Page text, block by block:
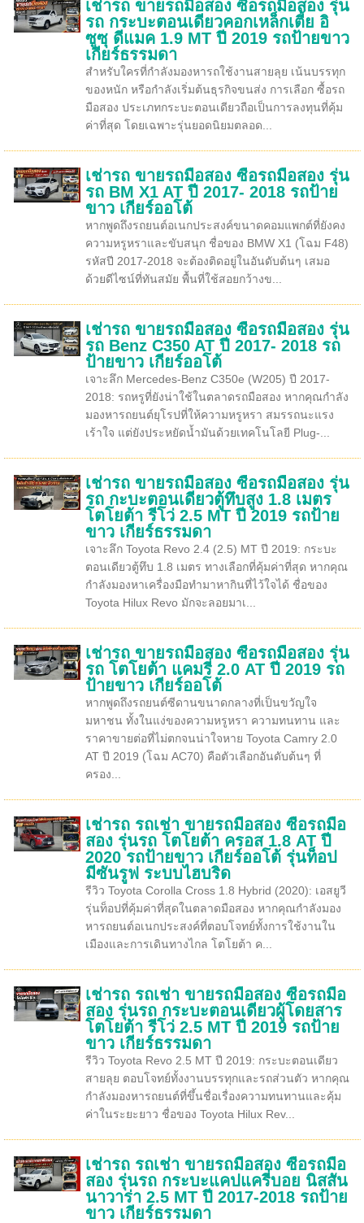
เช่ารถ ขายรถมือสอง ซื้อรถมือสอง รุ่น
รถ กระบะตอนเดียวคอกเหล็กเตี้ย อิ
ซูซุ ดีแมค 1.9 MT ปี 2019 รถป้ายขาว
เกียร์ธรรมดา
สำหรับใครที่กำลังมองหารถใช้งานสายลุย เน้นบรรทุก
ของหนัก หรือกำลังเริ่มต้นธุรกิจขนส่ง การเลือก ซื้อรถ
มือสอง ประเภทกระบะตอนเดียวถือเป็นการลงทุนที่คุ้ม
ค่าที่สุด โดยเฉพาะรุ่นยอดนิยมตลอด...
เช่ารถ ขายรถมือสอง ซื้อรถมือสอง รุ่น
รถ BM X1 AT ปี 2017- 2018 รถป้าย
ขาว เกียร์ออโต้
หากพูดถึงรถยนต์อเนกประสงค์ขนาดคอมแพกต์ที่ยังคง
ความหรูหราและขับสนุก ชื่อของ BMW X1 (โฉม F48)
รหัสปี 2017-2018 จะต้องติดอยู่ในอันดับต้นๆ เสมอ
ด้วยดีไซน์ที่ทันสมัย พื้นที่ใช้สอยกว้างข...
เช่ารถ ขายรถมือสอง ซื้อรถมือสอง รุ่น
รถ Benz C350 AT ปี 2017- 2018 รถ
ป้ายขาว เกียร์ออโต้
เจาะลึก Mercedes-Benz C350e (W205) ปี 2017-
2018: รถหรูที่ยังน่าใช้ในตลาดรถมือสอง หากคุณกำลัง
มองหารถยนต์ยุโรปที่ให้ความหรูหรา สมรรถนะแรง
เร้าใจ แต่ยังประหยัดน้ำมันด้วยเทคโนโลยี Plug-...
เช่ารถ ขายรถมือสอง ซื้อรถมือสอง รุ่น
รถ กะบะตอนเดียวตู้ทึบสูง 1.8 เมตร
โตโยต้า รีโว่ 2.5 MT ปี 2019 รถป้าย
ขาว เกียร์ธรรมดา
เจาะลึก Toyota Revo 2.4 (2.5) MT ปี 2019: กระบะ
ตอนเดียวตู้ทึบ 1.8 เมตร ทางเลือกที่คุ้มค่าที่สุด หากคุณ
กำลังมองหาเครื่องมือทำมาหากินที่ไว้ใจได้ ชื่อของ
Toyota Hilux Revo มักจะลอยมาเ...
เช่ารถ ขายรถมือสอง ซื้อรถมือสอง รุ่น
รถ โตโยต้า แคมรี่ 2.0 AT ปี 2019 รถ
ป้ายขาว เกียร์ออโต้
หากพูดถึงรถยนต์ซีดานขนาดกลางที่เป็นขวัญใจ
มหาชน ทั้งในแง่ของความหรูหรา ความทนทาน และ
ราคาขายต่อที่ไม่ตกจนน่าใจหาย Toyota Camry 2.0
AT ปี 2019 (โฉม AC70) คือตัวเลือกอันดับต้นๆ ที่
ครอง...
เช่ารถ รถเช่า ขายรถมือสอง ซื้อรถมือ
สอง รุ่นรถ โตโยต้า ครอส 1.8 AT ปี
2020 รถป้ายขาว เกียร์ออโต้ รุ่นท็อป
มีซันรูฟ ระบบไฮบริด
รีวิว Toyota Corolla Cross 1.8 Hybrid (2020): เอสยูวี
รุ่นท็อปที่คุ้มค่าที่สุดในตลาดมือสอง หากคุณกำลังมอง
หารถยนต์อเนกประสงค์ที่ตอบโจทย์ทั้งการใช้งานใน
เมืองและการเดินทางไกล โตโยต้า ค...
เช่ารถ รถเช่า ขายรถมือสอง ซื้อรถมือ
สอง รุ่นรถ กระบะตอนเดียวผู้โดยสาร
โตโยต้า รีโว่ 2.5 MT ปี 2019 รถป้าย
ขาว เกียร์ธรรมดา
รีวิว Toyota Revo 2.5 MT ปี 2019: กระบะตอนเดียว
สายลุย ตอบโจทย์ทั้งงานบรรทุกและรถส่วนตัว หากคุณ
กำลังมองหารถยนต์ที่ขึ้นชื่อเรื่องความทนทานและคุ้ม
ค่าในระยะยาว ชื่อของ Toyota Hilux Rev...
เช่ารถ รถเช่า ขายรถมือสอง ซื้อรถมือ
สอง รุ่นรถ กระบะแคปแครี่บอย นิสสัน
นาวาร่า 2.5 MT ปี 2017-2018 รถป้าย
ขาว เกียร์ธรรมดา